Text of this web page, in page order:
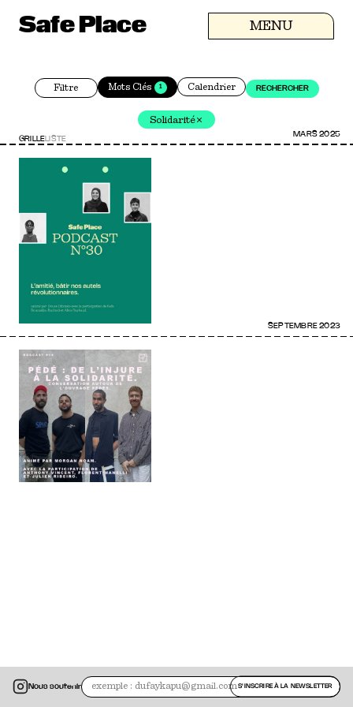
Safe Place MENU
Filtre Mots Clés 1 Calendrier RECHERCHER
Solidarité
GRILLELISTE
MARS 2025
SEPTEMBRE 2023
Nous soutenir S'INSCRIRE À LA NEWSLETTER